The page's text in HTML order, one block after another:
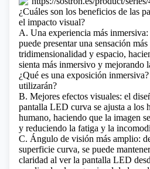
¿Cuáles son los beneficios de las
el impacto visual?
A. Una experiencia más
puede presentar una sensación
tridimensionalidad y espacio,
sienta más inmersivo y mejorando
¿Qué es una exposición
utilizarán?
B. Mejores efectos visuales: el
pantalla LED curva se ajusta a los
humano, haciendo que la imagen
y reduciendo la fatiga y la
C. Ángulo de visión más amplio:
superficie curva, se puede
claridad al ver la pantalla LED